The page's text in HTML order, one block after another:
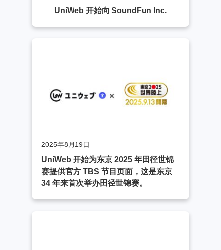
UniWeb 开始向 SoundFun Inc.
2025年8月19日
UniWeb 开始为东京 2025 年田径世锦
赛提供官方 TBS 节目页面，这是东京
34 年来首次举办田径世锦赛。